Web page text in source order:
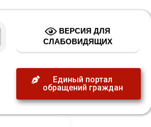
ВЕРСИЯ ДЛЯ
СЛАБОВИДЯЩИХ
Единый портал
обращений граждан